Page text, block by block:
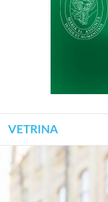
VETRINA